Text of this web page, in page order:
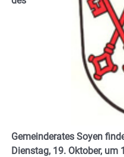
Gemeinderates Soyen
Dienstag, 19. Oktober,